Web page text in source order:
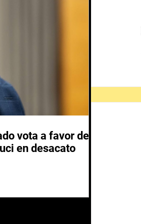
vota a favor de
en desacato